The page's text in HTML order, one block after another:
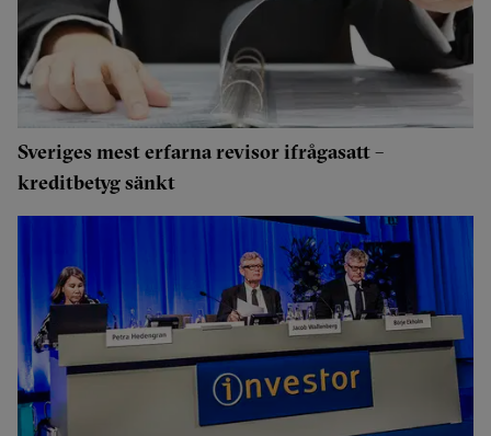
Sveriges mest erfarna revisor ifrågasatt –
kreditbetyg sänkt